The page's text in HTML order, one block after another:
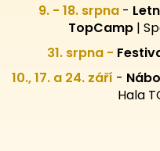
9. - 18. srpna -
TopCamp|
31. srpna -
10., 17. a 24. září -
Hala